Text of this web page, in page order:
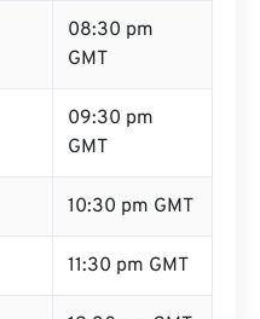
08:30 pm
GMT
09:30 pm
GMT
10:30 pm GMT
11:30 pm GMT